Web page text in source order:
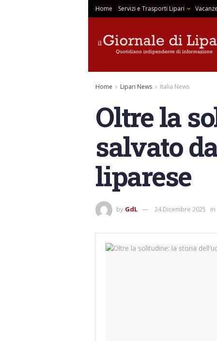
Home Servizi e Trasporti Lipari
Home Lipari News Italia News
Oltre la
salvato
liparese
by GdL 24 Dicembre 2025 in